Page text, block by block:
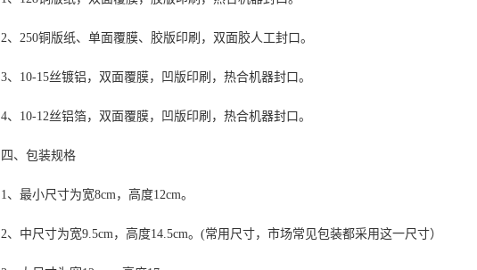
2、250铜版纸、单面覆膜、胶版印刷，双面胶人工封口。
3、10-15丝镀铝，双面覆膜，凹版印刷，热合机器封口。
4、10-12丝铝箔，双面覆膜，凹版印刷，热合机器封口。
四、包装规格
1、最小尺寸为宽8cm，高度12cm。
2、中尺寸为宽9.5cm，高度14.5cm。(常用尺寸，市场常见包装都采用这一尺寸）